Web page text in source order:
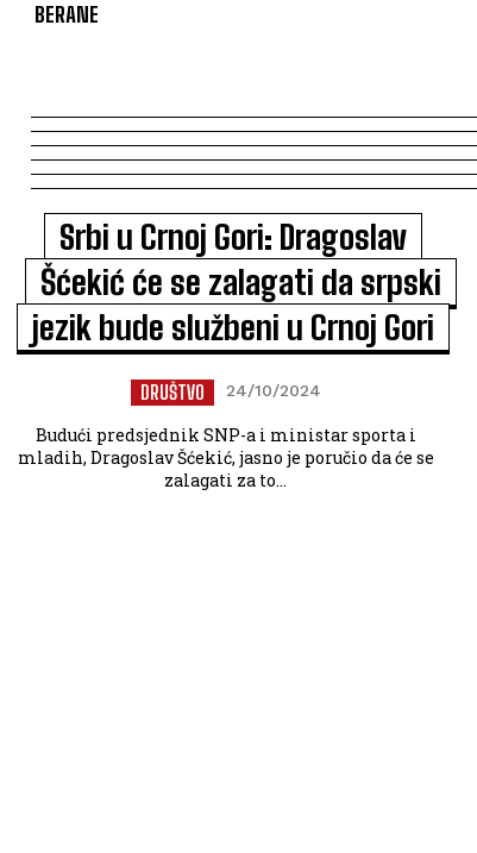
BERANE
Srbi u Crnoj Gori: Dragoslav
Šćekić će se zalagati da srpski
jezik bude službeni u Crnoj Gori
DRUŠTVO 24/10/2024
Budući predsjednik SNP-a i ministar sporta i
mladih, Dragoslav Šćekić, jasno je poručio da će se
zalagati za to...